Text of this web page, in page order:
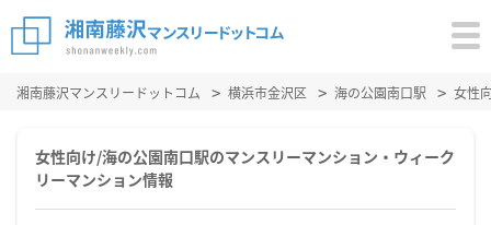
湘南藤沢マンスリードットコム 横浜市金沢区 海の公園南口駅 女性
女性向け/海の公園南口駅のマンスリーマンション・ウィーク
リーマンション情報